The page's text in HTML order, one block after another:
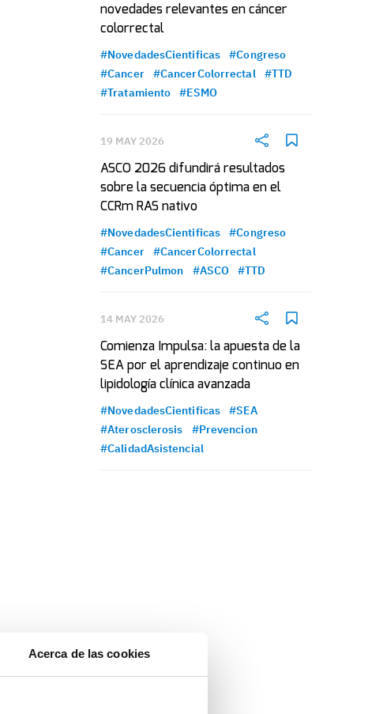
Acerca de las cookies
novedades relevantes en cáncer
colorrectal
#NovedadesCientificas
#Congreso
#Cancer
#CancerColorrectal
#TTD
#Tratamiento
#ESMO
19 MAY 2026
ASCO 2026 difundirá resultados
sobre la secuencia óptima en el
CCRm RAS nativo
#NovedadesCientificas
#Congreso
#Cancer
#CancerColorrectal
#CancerPulmon
#ASCO #TTD
14 MAY 2026
Comienza Impulsa: la apuesta de la
SEA por el aprendizaje continuo en
lipidología clínica avanzada
#NovedadesCientificas
#SEA
#Aterosclerosis
#Prevencion
#CalidadAsistencial